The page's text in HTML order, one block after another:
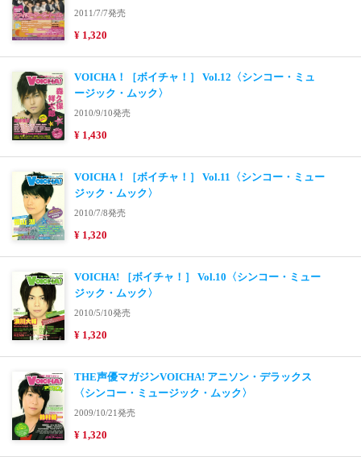
2011/7/7発売
¥ 1,320
VOICHA！［ボイチャ！］ Vol.12〈シンコー・ミュ
ージック・ムック〉
2010/9/10発売
¥ 1,430
VOICHA！［ボイチャ！］ Vol.11〈シンコー・ミュー
ジック・ムック〉
2010/7/8発売
¥ 1,320
VOICHA! ［ボイチャ！］ Vol.10〈シンコー・ミュー
ジック・ムック〉
2010/5/10発売
¥ 1,320
THE声優マガジンVOICHA! アニソン・デラックス
〈シンコー・ミュージック・ムック〉
2009/10/21発売
¥ 1,320